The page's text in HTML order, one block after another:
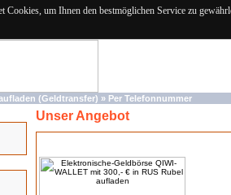
Cookies, um Ihnen den bestmöglichen Service zu
(Geldtransfer) » Per Telefonnummer
Unser Angebot